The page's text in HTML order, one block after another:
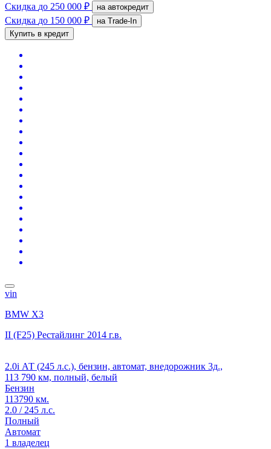
Скидка до 250 000 ₽ на автокредит
Скидка до 150 000 ₽
на Trade-In
Купить в кредит
vin
BMW X3
II (F25) Рестайлинг 2014 г.в.
2.0i АТ (245 л.с.), бензин, автомат, внедорожник 3д.,
113 790 км, полный, белый
Бензин
113790 км.
2.0 / 245 л.с.
Полный
Автомат
1 владелец